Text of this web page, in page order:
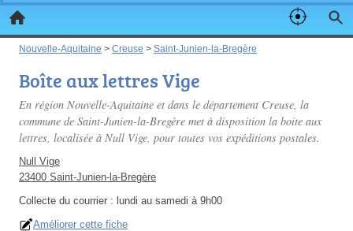
Nouvelle-Aquitaine > Creuse > Saint-Junien-la-Bregère
Boîte aux lettres Vige
En région Nouvelle-Aquitaine et dans le département Creuse, la
commune de Saint-Junien-la-Bregère met à disposition la boite aux
lettres, localisée à Null Vige, pour toutes vos expéditions postales.
Null Vige
23400 Saint-Junien-la-Bregère
Collecte du courrier : lundi au samedi à 9h00
Améliorer cette fiche